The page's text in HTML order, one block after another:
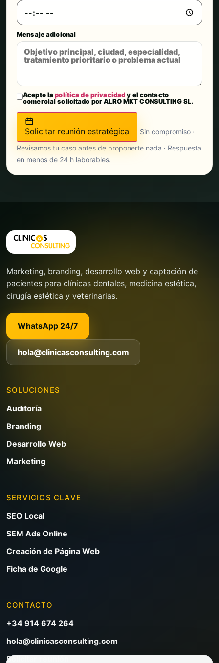
Mensaje adicional
Acepto lapolítica de privacidady el contacto
comercial solicitado por ALRO MKT CONSULTING SL.
Solicitar reunión estratégica
Sin compromiso ·
Revisamos tu caso antes de proponerte nada · Respuesta
en menos de 24 h laborables.
Marketing, branding, desarrollo web y captación de
pacientes para clínicas dentales, medicina estética,
cirugía estética y veterinarias.
WhatsApp 24/7
hola@clinicasconsulting.com
SOLUCIONES
Auditoría
Branding
Desarrollo Web
Marketing
SERVICIOS CLAVE
SEO Local
SEM Ads Online
Creación de Página Web
Ficha de Google
CONTACTO
+34 914 674 264
hola@clinicasconsulting.com
Solicitar reunión